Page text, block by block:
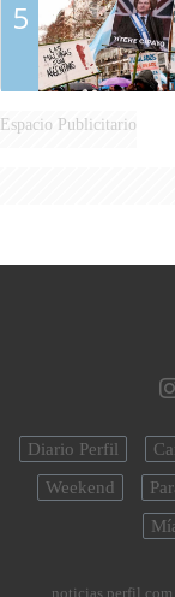
5
Espacio Publicitario
Diario Perfil
Weekend